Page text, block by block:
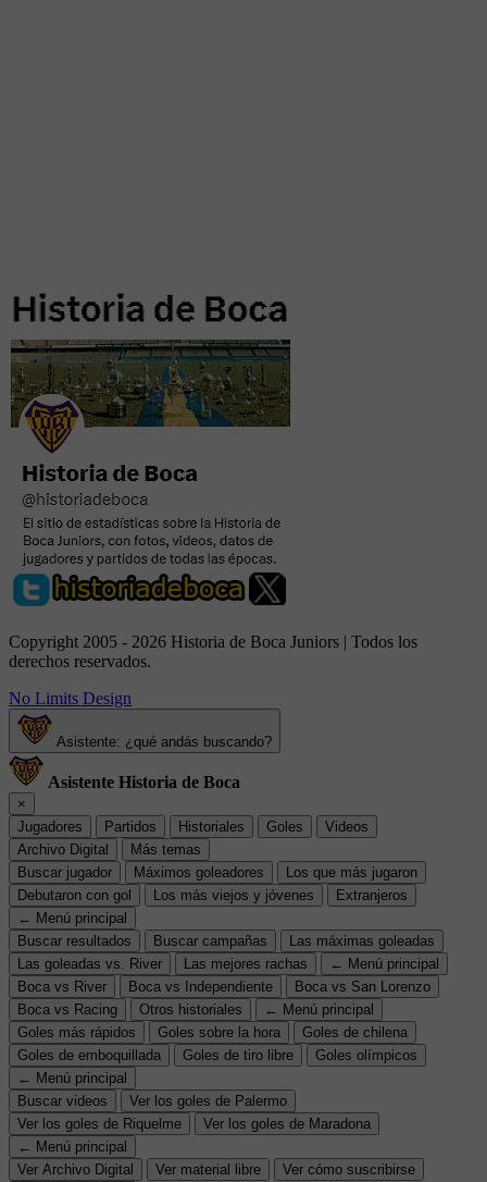
Copyright 2005 - 2026 Historia de Boca Juniors | Todos los
derechos reservados.
No Limits Design
Asistente: ¿qué andás buscando?
Asistente Historia de Boca
×
Jugadores
Partidos Historiales Goles
Videos
Archivo Digital
Más temas
Buscar jugador
Máximos goleadores
Los que más jugaron
Debutaron con gol
Los más viejos y jóvenes
Extranjeros
← Menú principal
Buscar resultados
Buscar campañas
Las máximas goleadas
Las goleadas vs. River
Las mejores rachas
← Menú principal
Boca vs River
Boca vs Independiente
Boca vs San Lorenzo
Boca vs Racing
Otros historiales
← Menú principal
Goles más rápidos
Goles sobre la hora
Goles de chilena
Goles de emboquillada
Goles de tiro libre
Goles olímpicos
← Menú principal
Buscar videos
Ver los goles de Palermo
Ver los goles de Riquelme
Ver los goles de Maradona
← Menú principal
Ver Archivo Digital
Ver material libre Ver cómo suscribirse